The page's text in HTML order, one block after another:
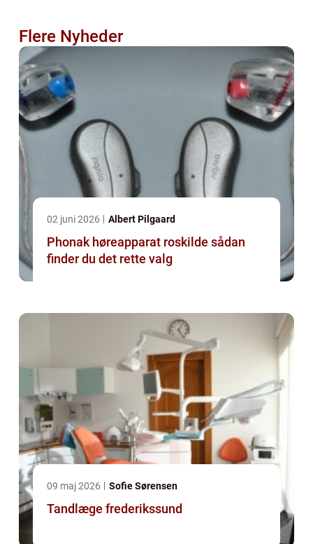
Flere Nyheder
02 juni 2026 Albert Pilgaard
Phonak høreapparat roskilde sådan
finder du det rette valg
09 maj 2026 Sofie Sørensen
Tandlæge frederikssund